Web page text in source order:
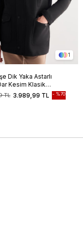
1
Dik Yaka Astarlı
Kesim Klasik
3.989,99 TL
TL %70